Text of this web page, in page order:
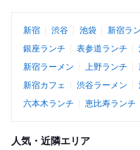
新宿 渋谷 池袋 新宿ラ
銀座ランチ
表参道ランチ
新宿ラーメン
上野ランチ
新宿カフェ
渋谷ラーメン
六本木ランチ
恵比寿ランチ
人気・近隣エリア